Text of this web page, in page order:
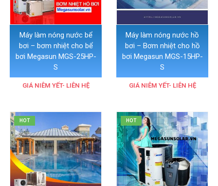
Máy làm nóng nước bể
bơi – bơm nhiệt cho bể
bơi Megasun MGS-25HP-
S
GIÁ NIÊM YẾT- LIÊN HỆ
Máy làm nóng nước hồ
bơi – Bơm nhiệt cho hồ
bơi Megasun MGS-15HP-
S
GIÁ NIÊM YẾT- LIÊN HỆ
HOT HOT